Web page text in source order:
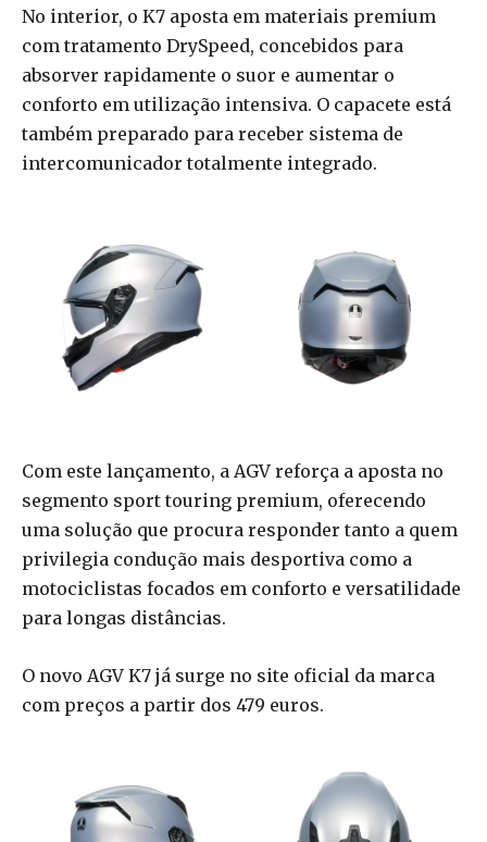
No interior, o K7 aposta em materiais premium
com tratamento DrySpeed, concebidos para
absorver rapidamente o suor e aumentar o
conforto em utilização intensiva. O capacete está
também preparado para receber sistema de
intercomunicador totalmente integrado.
Com este lançamento, a AGV reforça a aposta no
segmento sport touring premium, oferecendo
uma solução que procura responder tanto a quem
privilegia condução mais desportiva como a
motociclistas focados em conforto e versatilidade
para longas distâncias.
O novo AGV K7 já surge no site oficial da marca
com preços a partir dos 479 euros.